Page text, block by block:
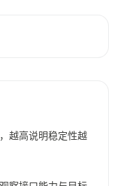
越高说明稳定性越